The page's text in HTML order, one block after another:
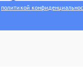
политикой